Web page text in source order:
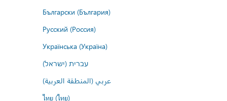
Български (България)
Русский (Россия)
Українська (Україна)
עברית (ישראל)
عربي (المنطقة العربية)
ไทย (ไทย)